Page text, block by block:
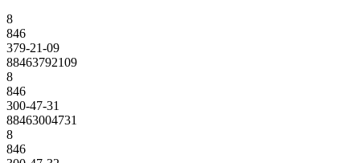
8
846
379-21-09
88463792109
8
846
300-47-31
88463004731
8
846